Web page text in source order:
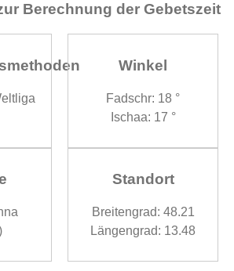
Berechnung der Gebetszeit
Winkel
Fadschr: 18 °
Ischaa: 17 °
Standort
Breitengrad: 48.21
Längengrad: 13.48